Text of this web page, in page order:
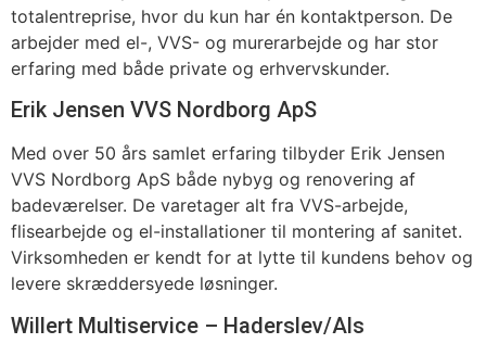
totalentreprise, hvor du kun har én kontaktperson. De
arbejder med el-, VVS- og murerarbejde og har stor
erfaring med både private og erhvervskunder.
Erik Jensen VVS Nordborg ApS
Med over 50 års samlet erfaring tilbyder Erik Jensen
VVS Nordborg ApS både nybyg og renovering af
badeværelser. De varetager alt fra VVS-arbejde,
flisearbejde og el-installationer til montering af sanitet.
Virksomheden er kendt for at lytte til kundens behov og
levere skræddersyede løsninger.
Willert Multiservice – Haderslev/Als